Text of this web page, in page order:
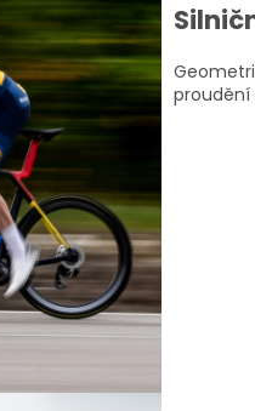
proudění